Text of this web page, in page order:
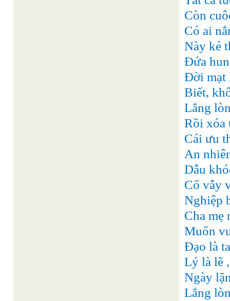
Còn
Có ai
Này kẻ
Đứa
Đời mạt
Biết,
Lắng
Rồi xóa
Cái ưu
An
Dẫu
Cố vẫy
Nghiệp
Cha mẹ
Muốn
Đạo là
Lý là lẽ
Ngày
Lắng